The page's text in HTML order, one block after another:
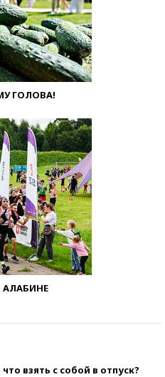
ГОЛОВА!
АЛАБИНЕ
взять с собой в отпуск?